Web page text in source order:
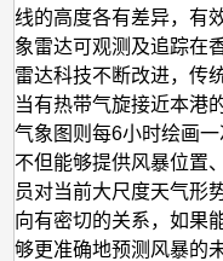
线的高度各有差异，有
象雷达可观测及追踪在
雷达科技不断改进，传
当有热带气旋接近本港
气象图则每6小时绘画一
不但能够提供风暴位置
员对当前大尺度天气形
向有密切的关系，如果
够更准确地预测风暴的